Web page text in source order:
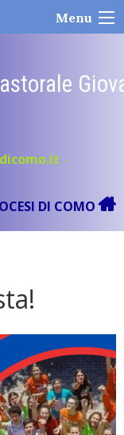
Menu
-
DI COMO